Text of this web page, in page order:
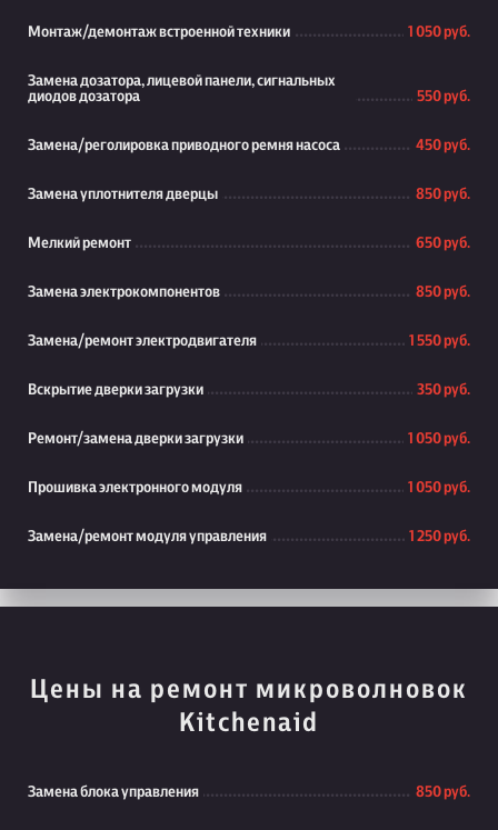
Монтаж/демонтаж встроенной техники 1 050 руб.
Замена дозатора, лицевой панели, сигнальных
диодов дозатора
550 руб.
Замена/реголировка приводного ремня насоса 450 руб.
Замена уплотнителя дверцы 850 руб.
Мелкий ремонт 650 руб.
Замена электрокомпонентов 850 руб.
Замена/ремонт электродвигателя 1 550 руб.
Вскрытие дверки загрузки 350 руб.
Ремонт/замена дверки загрузки 1 050 руб.
Прошивка электронного модуля 1 050 руб.
Замена/ремонт модуля управления 1 250 руб.
Цены на ремонт микроволновок
Kitchenaid
Замена блока управления 850 руб.